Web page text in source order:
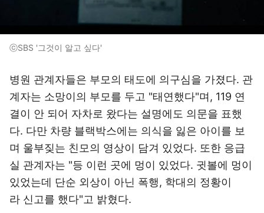
ⓒSBS '그것이 알고 싶다'
병원 관계자들은 부모의 태도에 의구심을 가졌다. 관
계자는 소망이의 부모를 두고 "태연했다"며, 119 연
결이 안 되어 자차로 왔다는 설명에도 의문을 표했
다. 다만 차량 블랙박스에는 의식을 잃은 아이를 보
며 울부짖는 친모의 영상이 담겨 있었다. 또한 응급
실 관계자는 "등 이런 곳에 멍이 있었다. 귓볼에 멍이
있었는데 단순 외상이 아닌 폭행, 학대의 정황이
라 신고를 했다"고 밝혔다.